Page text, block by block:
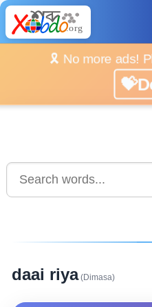
🎗️ No more ads!
daai riya(Dimasa)